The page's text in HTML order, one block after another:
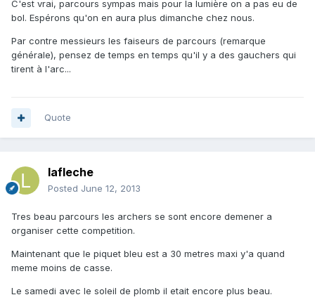
C'est vrai, parcours sympas mais pour la lumière on a pas eu de
bol. Espérons qu'on en aura plus dimanche chez nous.
Par contre messieurs les faiseurs de parcours (remarque
générale), pensez de temps en temps qu'il y a des gauchers qui
tirent à l'arc...
Quote
lafleche
Posted June 12, 2013
Tres beau parcours les archers se sont encore demener a
organiser cette competition.
Maintenant que le piquet bleu est a 30 metres maxi y'a quand
meme moins de casse.
Le samedi avec le soleil de plomb il etait encore plus beau.